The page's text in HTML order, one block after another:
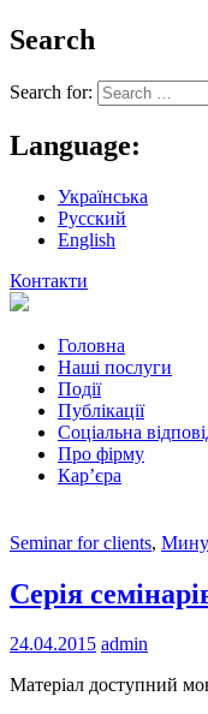
Search
Search for:
Language:
Українська
Русский
English
Контакти
Головна
Наші послуги
Події
Публікації
Соціальна
Про фiрму
Кар’єра
Seminar for clients,
Серія
24.04.2015 admin
Матеріал доступний